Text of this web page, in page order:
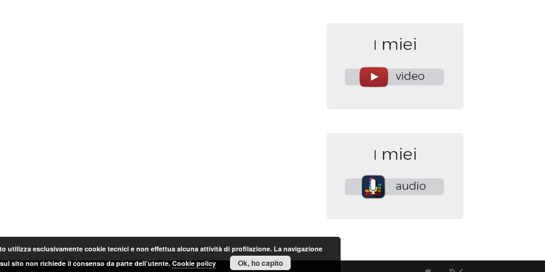
utilizza esclusivamente cookie tecnici e non effettua alcuna attività di profilazione. La navigazione
sul sito non richiede il consenso da parte dell’utente.Cookie policy Ok, ho capito